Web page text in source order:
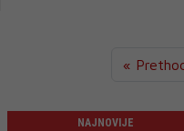
«
NAJNOVIJE